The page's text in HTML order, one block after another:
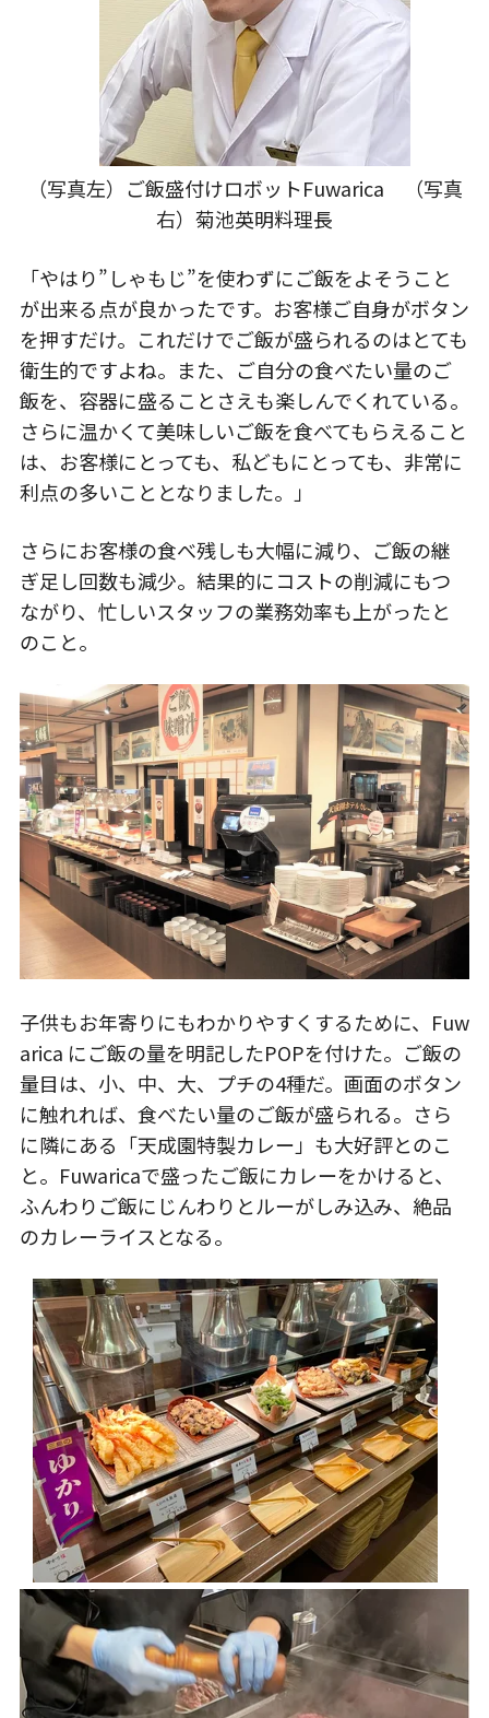
（写真左）ご飯盛付けロボットFuwarica （写真
右）菊池英明料理長
「やはり”しゃもじ”を使わずにご飯をよそうこと
が出来る点が良かったです。お客様ご自身がボタン
を押すだけ。これだけでご飯が盛られるのはとても
衛生的ですよね。また、ご自分の食べたい量のご
飯を、容器に盛ることさえも楽しんでくれている。
さらに温かくて美味しいご飯を食べてもらえること
は、お客様にとっても、私どもにとっても、非常に
利点の多いこととなりました。」
さらにお客様の食べ残しも大幅に減り、ご飯の継
ぎ足し回数も減少。結果的にコストの削減にもつ
ながり、忙しいスタッフの業務効率も上がったと
のこと。
子供もお年寄りにもわかりやすくするために、Fuw
arica にご飯の量を明記したPOPを付けた。ご飯の
量目は、小、中、大、プチの4種だ。画面のボタン
に触れれば、食べたい量のご飯が盛られる。さら
に隣にある「天成園特製カレー」も大好評とのこ
と。Fuwaricaで盛ったご飯にカレーをかけると、
ふんわりご飯にじんわりとルーがしみ込み、絶品
のカレーライスとなる。